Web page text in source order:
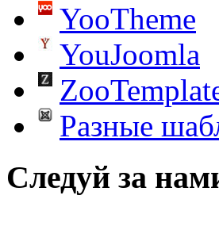
YooTheme
YouJoomla
Разные
Следуй за